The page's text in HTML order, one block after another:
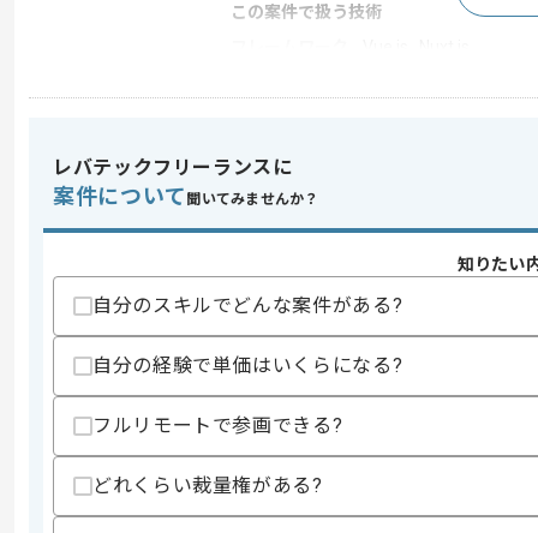
この案件で扱う技術
この案件のポイント
特徴
スキル
・チームマネジメント経験
・Webサイトに関する一般的知見
・ITの基本を踏まえたドキュメンテーシ
・メディアをはじめとした会員向け大
レバテックフリーランスに
案件について 聞いてみませんか？
知りたい
自分のスキルでどんな案件がある?
自分の経験で単価はいくらになる?
フルリモートで参画できる?
どれくらい裁量権がある?